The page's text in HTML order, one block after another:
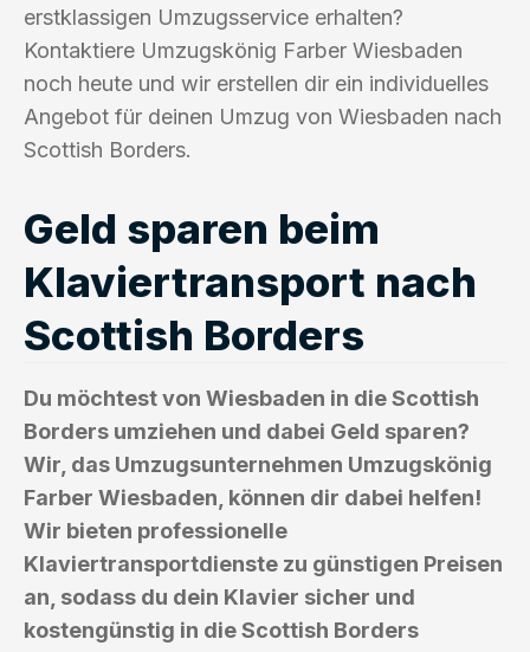
erstklassigen Umzugsservice erhalten?
Kontaktiere Umzugskönig Farber Wiesbaden
noch heute und wir erstellen dir ein individuelles
Angebot für deinen Umzug von Wiesbaden nach
Scottish Borders.
Geld sparen beim
Klaviertransport nach
Scottish Borders
Du möchtest von Wiesbaden in die Scottish
Borders umziehen und dabei Geld sparen?
Wir, das Umzugsunternehmen Umzugskönig
Farber Wiesbaden, können dir dabei helfen!
Wir bieten professionelle
Klaviertransportdienste zu günstigen Preisen
an, sodass du dein Klavier sicher und
kostengünstig in die Scottish Borders